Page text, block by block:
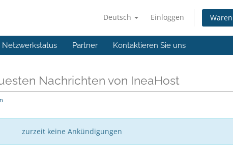
Deutsch Einloggen
Netzwerkstatus Partner Kontaktieren Sie uns
Nachrichten von IneaHost
zurzeit keine Ankündigungen